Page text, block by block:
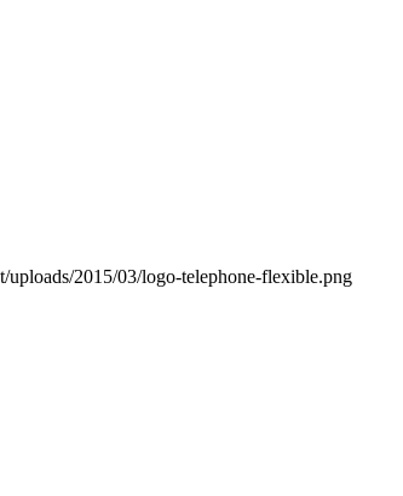
2015/03/logo-telephone-flexible.png